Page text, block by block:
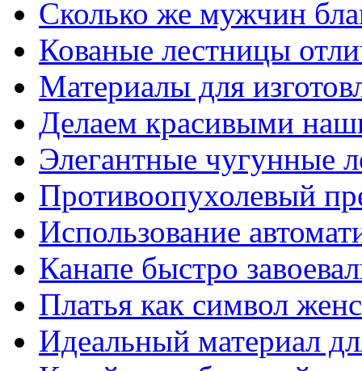
Сколько же мужчин
Кованые лестницы
Материалы для
Делаем красивыми
Элегантные чугунные
Противоопухолевый
Использование
Канапе быстро
Платья как символ
Идеальный материал